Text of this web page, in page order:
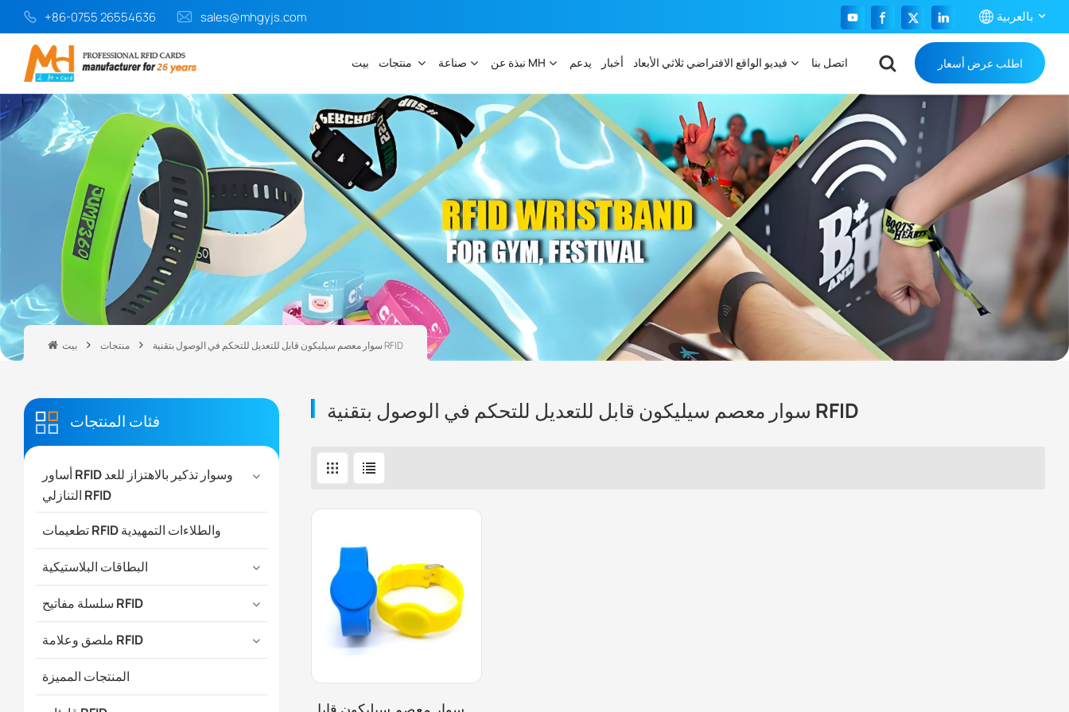
+86-0755 26554636 sales@mhgyjs.com بالعربية
Français
Español
Português
بالعربية
بيت صناعة نبذة عن MH يدعم أخبار فيديو الواقع الافتراضي ثلاثي الأبعاد اتصل بنا اطلب عرض أسعار
بيت منتجات سوار معصم سيليكون قابل للتعديل للتحكم في الوصول بتقنية RFID
فئات المنتجات
أساور RFID وسوار تذكير بالاهتزاز للعد
التنازلي RFID
تطعيمات RFID والطلاءات التمهيدية
البطاقات البلاستيكية
سلسلة مفاتيح RFID
ملصق وعلامة RFID
المنتجات المميزة
سوار معصم سيليكون قابل للتعديل للتحكم في الوصول بتقنية RFID